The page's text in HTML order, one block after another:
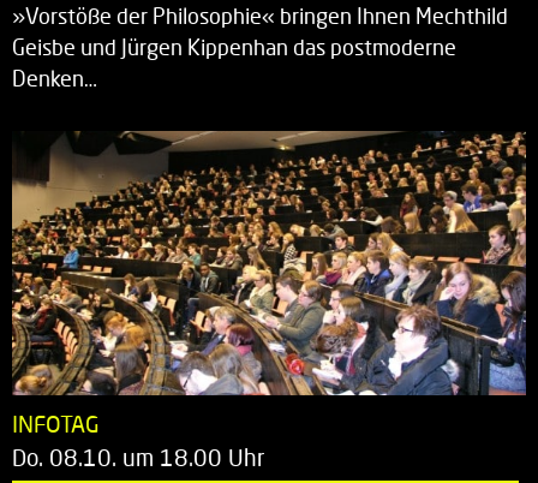
»Vorstöße der Philosophie« bringen Ihnen Mechthild
Geisbe und Jürgen Kippenhan das postmoderne
Denken…
INFOTAG
Do. 08.10. um 18.00 Uhr